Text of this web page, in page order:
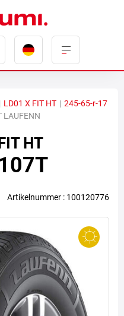
| LD01 X FIT HT | 245-65-r-17
LAUFENN
HT
Artikelnummer : 100120776